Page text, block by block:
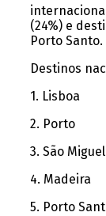
(24%) e
Porto Santo.
Destinos
1. Lisboa
2. Porto
3. São Miguel
4. Madeira
5. Porto